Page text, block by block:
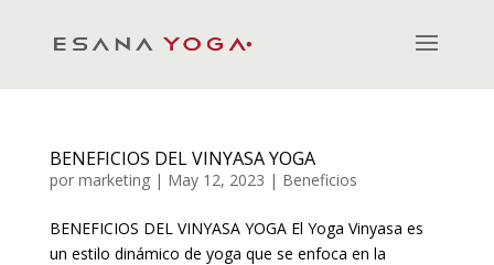
BENEFICIOS DEL VINYASA YOGA
por marketing| May 12, 2023 | Beneficios
BENEFICIOS DEL VINYASA YOGA El Yoga Vinyasa es
un estilo dinámico de yoga que se enfoca en la